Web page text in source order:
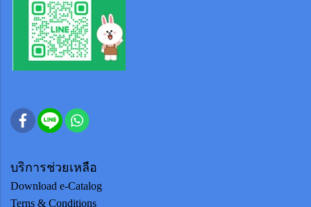
บริการช่วยเหลือ
Download e-Catalog
Terns & Conditions